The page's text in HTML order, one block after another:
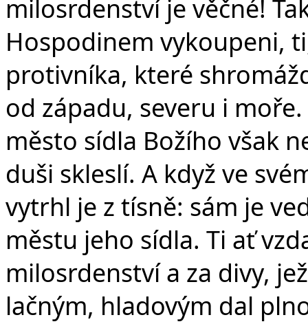
milosrdenství je věčné!
Hospodinem vykoupeni,
protivníka, které
od západu, severu i
město sídla Božího však
duši skleslí. A když ve
vytrhl je z tísně: sám je
městu jeho sídla. Ti ať
milosrdenství a za divy,
lačným, hladovým dal